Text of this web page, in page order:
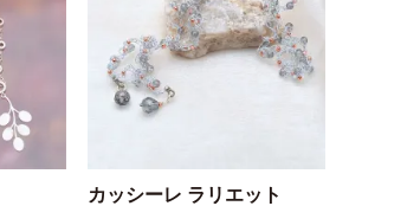
カッシーレ ラリエット